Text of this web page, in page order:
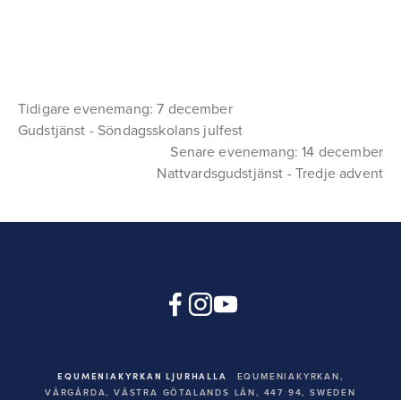
Tidigare evenemang: 7 december
Gudstjänst - Söndagsskolans julfest
Senare evenemang: 14 december
Nattvardsgudstjänst - Tredje advent
EQUMENIAKYRKAN LJURHALLA
EQUMENIAKYRKAN,
VÅRGÅRDA, VÄSTRA GÖTALANDS LÄN, 447 94, SWEDEN